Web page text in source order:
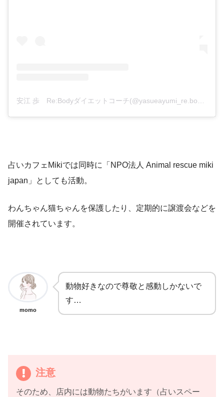
占いカフェMikiでは同時に「NPO法人 Animal rescue miki
japan」としても活動。
わんちゃん猫ちゃんを保護したり、定期的に譲渡会などを
開催されています。
momo
動物好きなので尊敬と感動しかないで
す…
注意
そのため、店内には動物たちがいます（占いスペー